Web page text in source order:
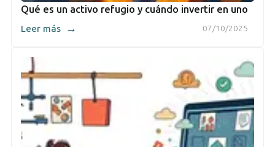
Qué es un activo refugio y cuándo invertir en uno
07/10/2025
Leer más →